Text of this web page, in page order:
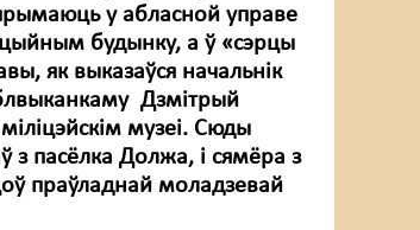
у абласной управе
будынку, а ў «сэрцы
як выказаўся начальнік
Дзмітрый
музеі. Сюды
з пасёлка Должа, і сямёра з
праўладнай моладзевай